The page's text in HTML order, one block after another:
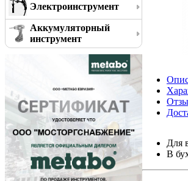
Электроинструмент
Аккумуляторный
инструмент
Для
В